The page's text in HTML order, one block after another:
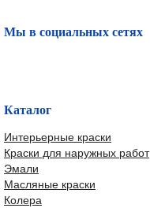
Мы в социальных сетях
Каталог
Интерьерные краски
Краски для наружных работ
Эмали
Масляные краски
Колера